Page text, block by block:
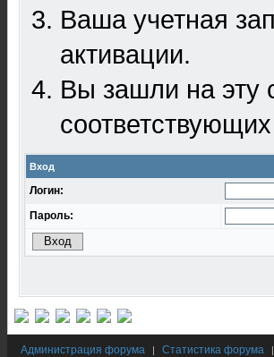
Ваша учетная
активации.
Вы зашли на эту
Вход
Логин:
Пароль:
Администрация форума | Статистика форума |